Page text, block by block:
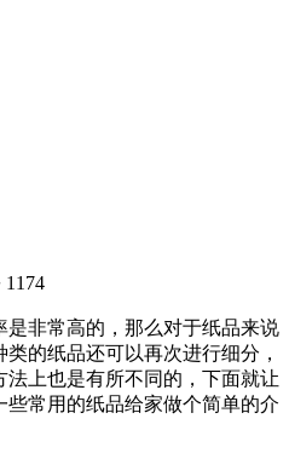
1174
是非常高的，那么对于纸品来说
的纸品还可以再次进行细分，
上也是有所不同的，下面就让
常用的纸品给家做个简单的介